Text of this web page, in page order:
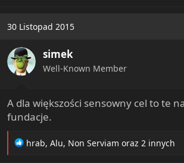
30 Listopad 2015
simek
Well-Known Member
A dla większości sensowny cel to te
fundacje.
R
hrab, Alu, Non Serviam oraz 2 innych